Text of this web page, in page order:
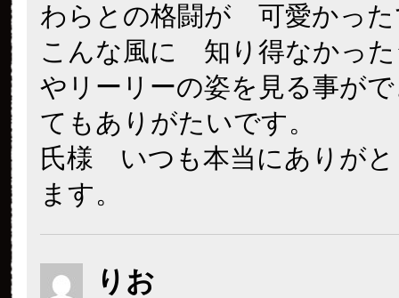
わらとの格闘が 可愛かった
こんな風に 知り得なかっ
やリーリーの姿を見る事が
てもありがたいです。
氏様 いつも本当にありが
ます。
りお